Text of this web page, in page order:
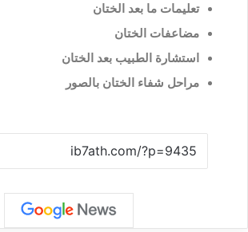
تعليمات ما بعد الختان
مضاعفات الختان
استشارة الطبيب بعد الختان
مراحل شفاء الختان بالصور